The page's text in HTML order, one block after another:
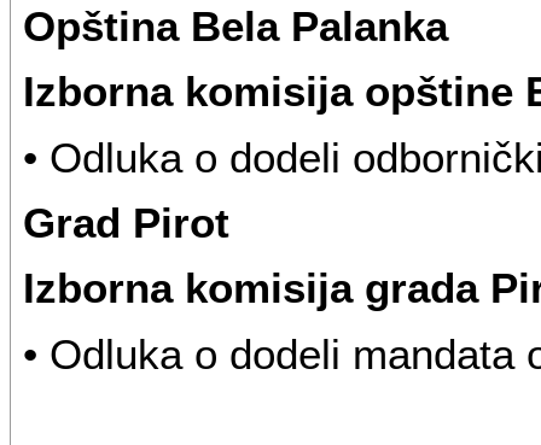
Opština Bela Palanka
Izborna komisija opštine
• Odluka o dodeli
Grad Pirot
Izborna komisija grada
• Odluka o dodeli